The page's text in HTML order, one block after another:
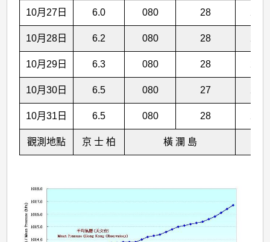
10月27日 6.0 080 28
10月28日 6.2 080 28
10月29日 6.3 080 28
10月30日 6.5 080 27
10月31日 6.5 080 28
觀測地點 京 士 柏 橫 瀾 島